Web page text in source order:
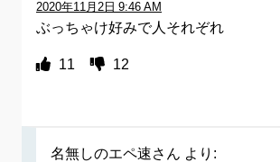
2020年11月2日 9:46 AM
ぶっちゃけ好みで人それぞれ
11 12
名無しのエペ速さん より: